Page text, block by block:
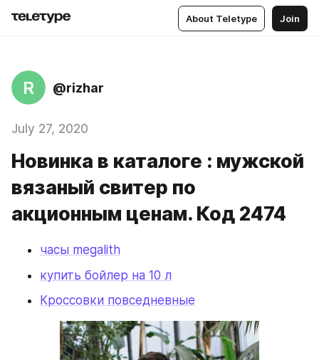
About Teletype Join
R @rizhar
July 27, 2020
Новинка в каталоге : мужской
вязаный свитер по
акционным ценам. Код 2474
часы megalith
купить бойлер на 10 л
Кроссовки повседневные